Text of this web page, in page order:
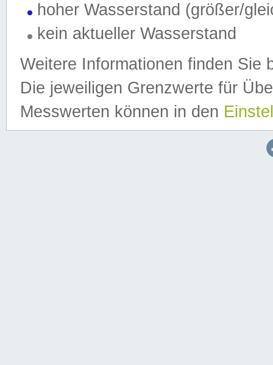
hoher Wasserstand (größer/
kein aktueller Wasserstand
Weitere Informationen finden Sie
Die jeweiligen Grenzwerte für
Messwerten können in den